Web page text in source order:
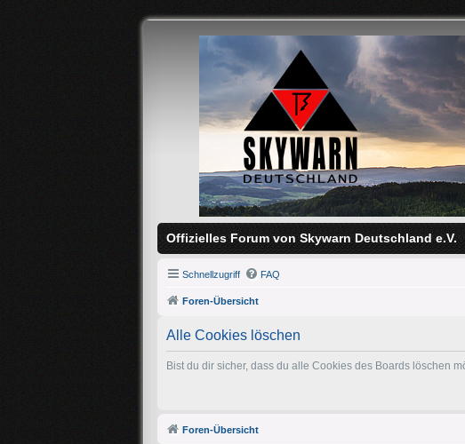
Offizielles Forum von Skywarn Deutschland e.V.
Schnellzugriff FAQ
Foren-Übersicht
Alle Cookies löschen
Bist du dir sicher, dass du alle Cookies des Boards löschen
Foren-Übersicht